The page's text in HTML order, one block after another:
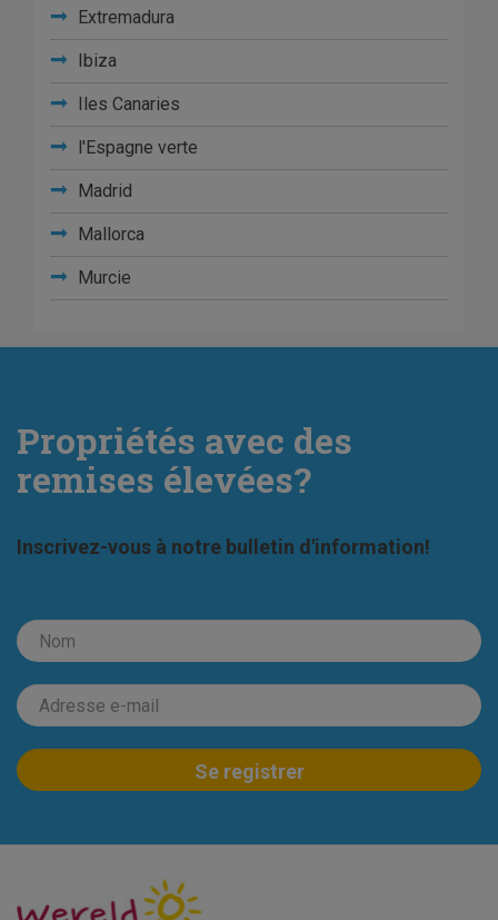
Extremadura
Ibiza
Iles Canaries
l'Espagne verte
Madrid
Mallorca
Murcie
Propriétés avec des
remises élevées?
Inscrivez-vous à notre bulletin d'information!